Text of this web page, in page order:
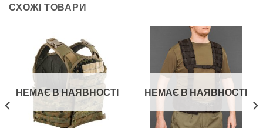
СХОЖІ ТОВАРИ
НЕМАЄ В НАЯВНОСТІ НЕМАЄ В НАЯВНОСТІ